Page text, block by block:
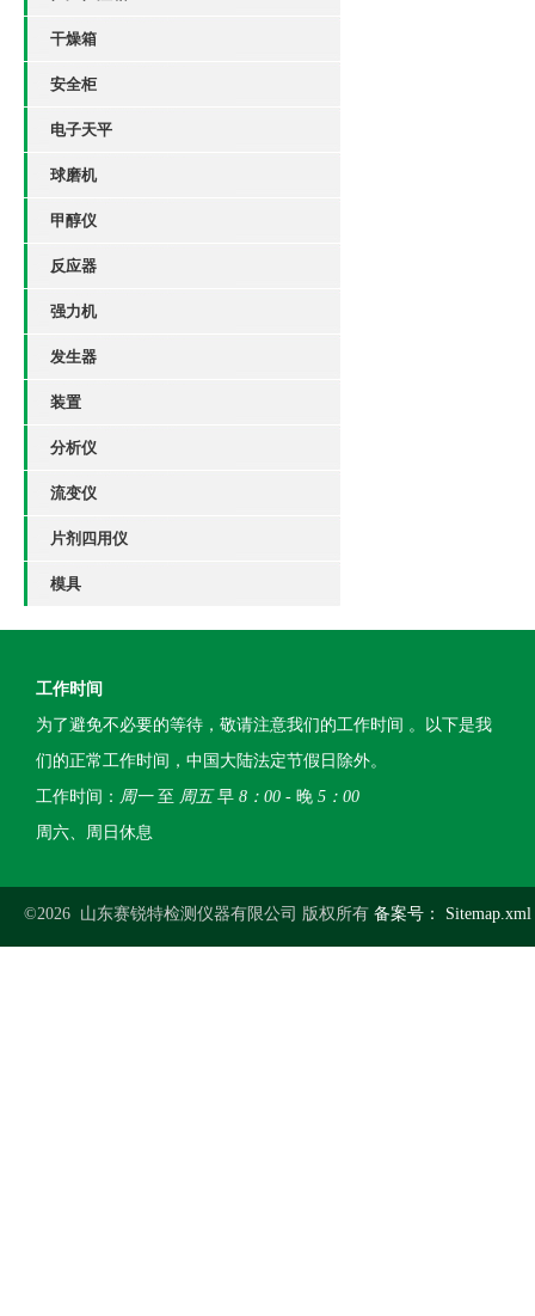
干燥箱
安全柜
电子天平
球磨机
甲醇仪
反应器
强力机
发生器
装置
分析仪
流变仪
片剂四用仪
模具
工作时间
为了避免不必要的等待，敬请注意我们的工作时间 。以下是我
们的正常工作时间，中国大陆法定节假日除外。
工作时间： 周一至 周五早 8：00 - 晚 5：00
周六、周日休息
©2026 山东赛锐特检测仪器有限公司 版权所有 备案号： Sitemap.xml